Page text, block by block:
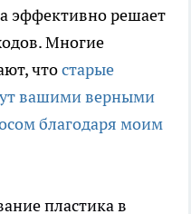
эффективно решает
Многие
чтостарые
вашими верными
благодаря моим
пластика в